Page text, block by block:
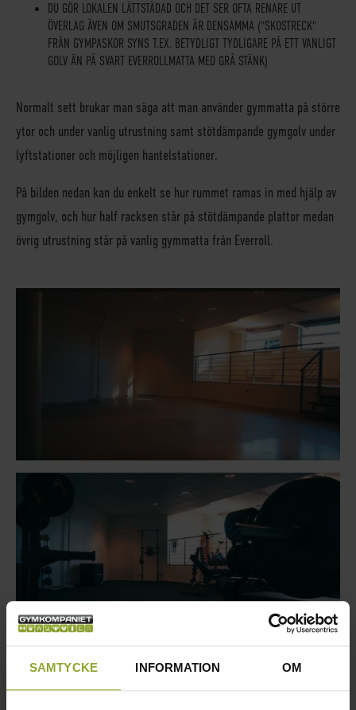
SAMTYCKE INFORMATION OM
DU GÖR LOKALEN LÄTTSTÄDAD OCH DET SER OFTA RENARE UT
ÖVERLAG ÄVEN OM SMUTSGRADEN ÄR DENSAMMA ("SKOSTRECK"
FRÅN GYMPASKOR SYNS T.EX. BETYDLIGT TYDLIGARE PÅ ETT VANLIGT
GOLV ÄN PÅ SVART EVERROLLMATTA MED GRÅ STÄNK)
Normalt sett brukar man säga att man använder gymmatta på större
ytor och under vanlig utrustning samt stötdämpande gymgolv under
lyftstationer och möjligen hantelstationer.
På bilden nedan kan du enkelt se hur rummet ramas in med hjälp av
gymgolv, och hur half racksen står på stötdämpande plattor medan
övrig utrustning står på vanlig gymmatta från Everroll.